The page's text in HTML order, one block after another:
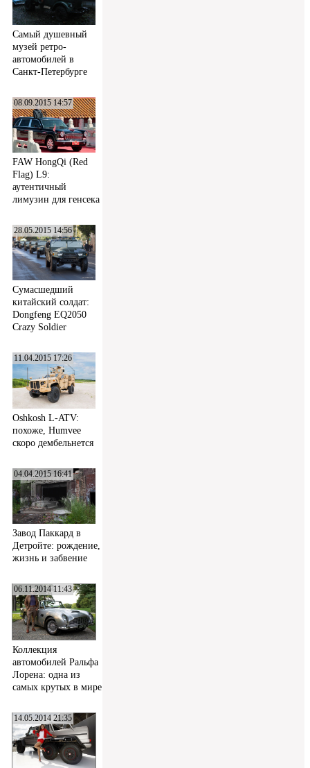
Самый душевный
музей ретро-
автомобилей в
Санкт-Петербурге
08.09.2015 14:57
FAW HongQi (Red
Flag) L9:
аутентичный
лимузин для генсека
28.05.2015 14:56
Сумасшедший
китайский солдат:
Dongfeng EQ2050
Crazy Soldier
11.04.2015 17:26
Oshkosh L-ATV:
похоже, Humvee
скоро дембельнется
04.04.2015 16:41
Завод Паккард в
Детройте: рождение,
жизнь и забвение
06.11.2014 11:43
Коллекция
автомобилей Ральфа
Лорена: одна из
самых крутых в мире
14.05.2014 21:35